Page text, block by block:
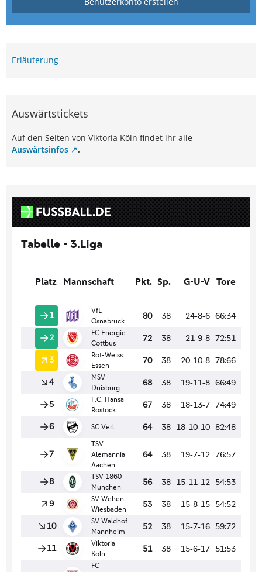
Erläuterung
Auswärtstickets
Auf den Seiten von Viktoria Köln findet ihr alle
Auswärtsinfos
.